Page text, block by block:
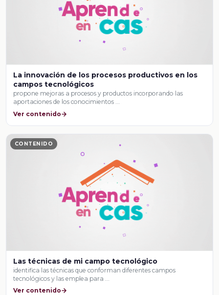
La innovación de los procesos productivos en los
campos tecnológicos
propone mejoras a procesos y productos incorporando las
aportaciones de los conocimientos …
Ver contenido
CONTENIDO
Las técnicas de mi campo tecnológico
identifica las técnicas que conforman diferentes campos
tecnológicos y las emplea para …
Ver contenido